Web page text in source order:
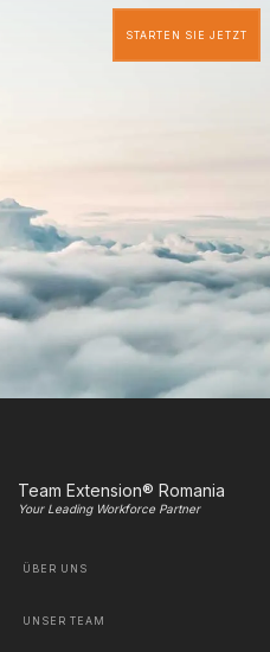
STARTEN SIE JETZT
Team Extension® Romania
Your Leading Workforce Partner
ÜBER UNS
UNSER TEAM